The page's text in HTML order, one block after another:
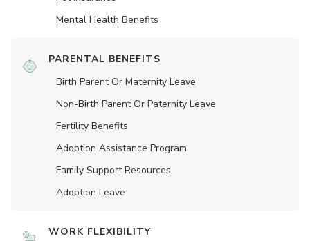
Mental Health Benefits
PARENTAL BENEFITS
Birth Parent Or Maternity Leave
Non-Birth Parent Or Paternity Leave
Fertility Benefits
Adoption Assistance Program
Family Support Resources
Adoption Leave
WORK FLEXIBILITY